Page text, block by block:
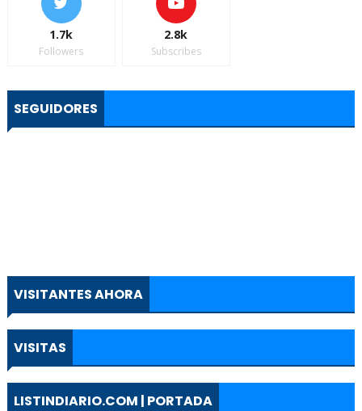
1.7k
Followers
2.8k
Subscribes
SEGUIDORES
VISITANTES AHORA
VISITAS
LISTINDIARIO.COM | PORTADA